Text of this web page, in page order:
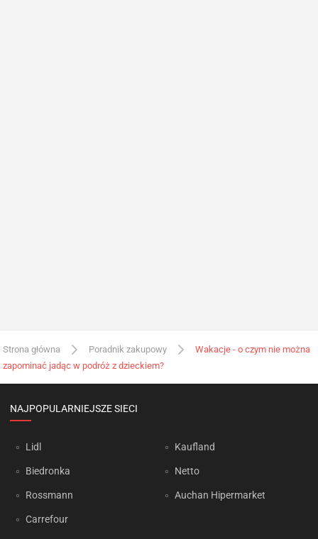
Strona główna Poradnik zakupowy
Wakacje - o czym nie można
zapominać jadąc w podróż z dzieckiem?
NAJPOPULARNIEJSZE SIECI
Lidl
Biedronka
Rossmann
Carrefour
Kaufland
Netto
Auchan Hipermarket